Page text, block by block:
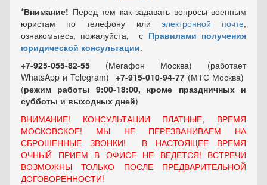
*Внимание! Перед тем как задавать вопросы военным
юристам по телефону или электронной почте,
ознакомьтесь, пожалуйста, с Правилами получения
юридической консультации.
+7-925-055-82-55 (Мегафон Москва) (работает
WhatsApp и Telegram) +7-915-010-94-77 (МТС Москва)
(режим работы 9:00-18:00, кроме праздничных и
субботы и выходных дней)
ВНИМАНИЕ! КОНСУЛЬТАЦИИ ПЛАТНЫЕ, ВРЕМЯ
МОСКОВСКОЕ! МЫ НЕ ПЕРЕЗВАНИВАЕМ НА
СБРОШЕННЫЕ ЗВОНКИ! В НАСТОЯЩЕЕ ВРЕМЯ
ОЧНЫЙ ПРИЕМ В ОФИСЕ НЕ ВЕДЕТСЯ! ВСТРЕЧИ
ВОЗМОЖНЫ ТОЛЬКО ПОСЛЕ ПРЕДВАРИТЕЛЬНОЙ
ДОГОВОРЕННОСТИ!